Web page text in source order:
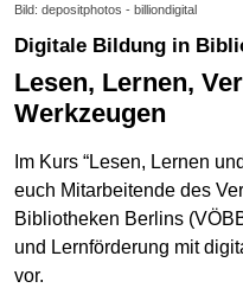
Bild: depositphotos - billiondigital
Digitale Bildung in
Lesen, Lernen, Verstehen mit digitalen
Werkzeugen
Im Kurs “Lesen, Lernen
euch Mitarbeitende des
Bibliotheken Berlins
und Lernförderung mit
vor.